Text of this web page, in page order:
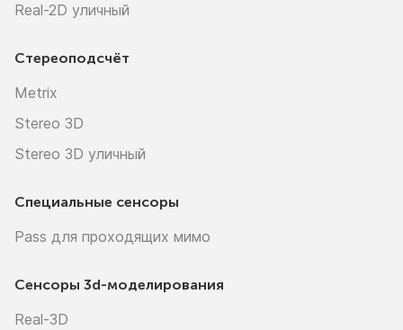
Real-2D уличный
Стереоподсчёт
Metrix
Stereo 3D
Stereo 3D уличный
Специальные сенсоры
Pass для проходящих мимо
Сенсоры 3d-моделирования
Real-3D